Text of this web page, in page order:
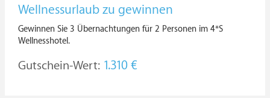
Wellnessurlaub zu gewinnen
Gewinnen Sie 3 Übernachtungen für 2 Personen im 4*S
Wellnesshotel.
Gutschein-Wert: 1.310 €